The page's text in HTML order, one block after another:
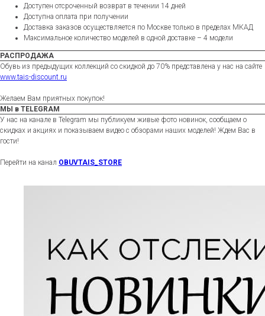
Доступен отсроченный возврат в течении 14 дней
Доступна оплата при получении
Доставка заказов осуществляется по Москве только в пределах МКАД
Максимальное количество моделей в одной доставке – 4 модели
РАСПРОДАЖА
Обувь из предыдущих коллекций со скидкой до 70% представлена у нас на сайте
www.tais-discount.ru
Желаем Вам приятных покупок!
МЫ в TELEGRAM
У нас на канале в Telegram мы публикуем живые фото новинок, сообщаем о
скидках и акциях и показываем видео с обзорами наших моделей! Ждем Вас в
гости!
Перейти на канал OBUVTAIS_STORE